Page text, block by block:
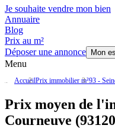
Je souhaite vendre mon bien
Annuaire
Blog
Prix au m²
Déposer une annonce
Mon
Menu
AccueilPrix immobilier m²93 -
Prix moyen de
Courneuve